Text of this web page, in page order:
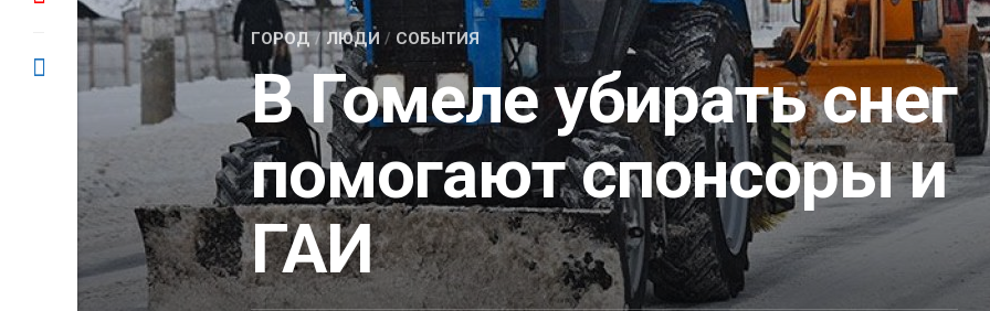
ГОРОД/ЛЮДИ / СОБЫТИЯ
В Гомеле убирать снег
помогают спонсоры и
ГАИ